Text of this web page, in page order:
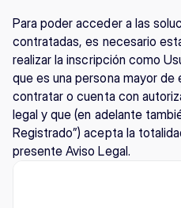
Para poder acceder a las
contratadas, es necesario
realizar la inscripción como
que es una persona mayor
contratar o cuenta con
legal y que (en adelante
Registrado”) acepta la
presente Aviso Legal.